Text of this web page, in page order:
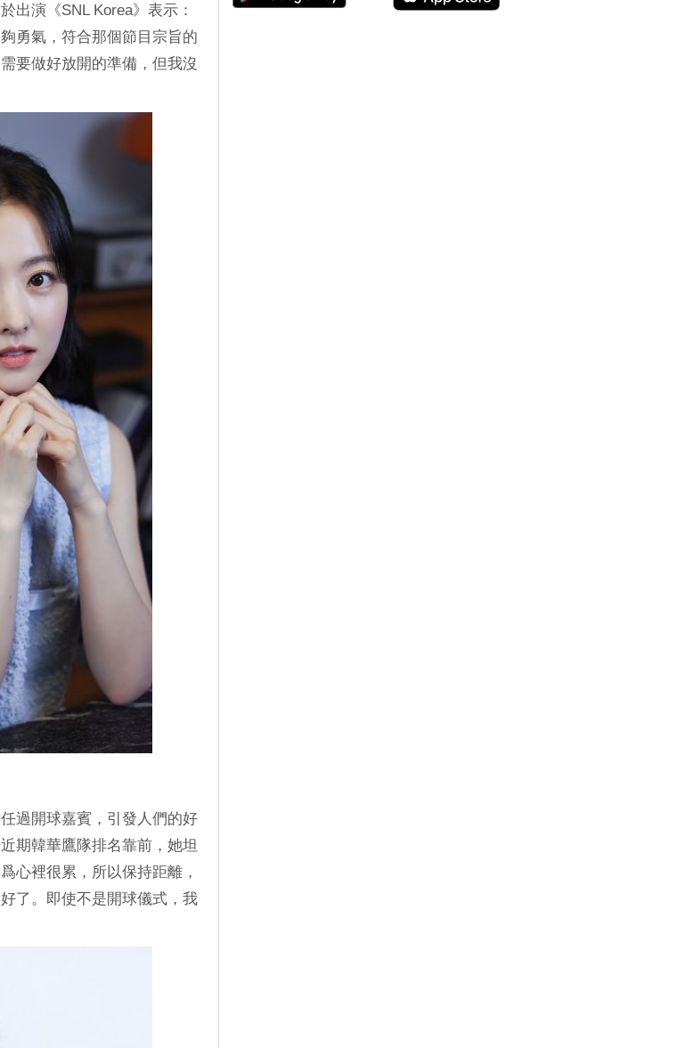
出演《SNL Korea》表示：
勇氣，符合那個節目宗旨的
要做好放開的準備，但我沒
過開球嘉賓，引發人們的好
期韓華鷹隊排名靠前，她坦
心裡很累，所以保持距離，
了。即使不是開球儀式，我